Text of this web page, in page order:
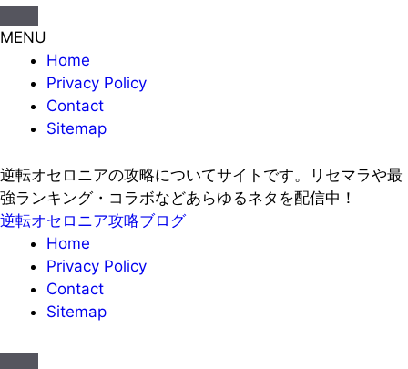
MENU
Home
Privacy Policy
Contact
Sitemap
逆転オセロニアの攻略についてサイトです。リセマラや最
強ランキング・コラボなどあらゆるネタを配信中！
逆転オセロニア攻略ブログ
Home
Privacy Policy
Contact
Sitemap